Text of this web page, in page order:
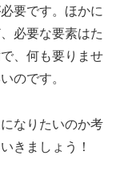
要です。ほかに
必要な要素はた
、何も要りませ
のです。
なりたいのか考
きましょう！